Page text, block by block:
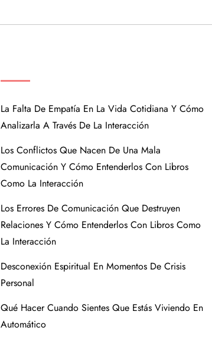
La Falta De Empatía En La Vida Cotidiana Y Cómo
Analizarla A Través De La Interacción
Los Conflictos Que Nacen De Una Mala
Comunicación Y Cómo Entenderlos Con Libros
Como La Interacción
Los Errores De Comunicación Que Destruyen
Relaciones Y Cómo Entenderlos Con Libros Como
La Interacción
Desconexión Espiritual En Momentos De Crisis
Personal
Qué Hacer Cuando Sientes Que Estás Viviendo En
Automático